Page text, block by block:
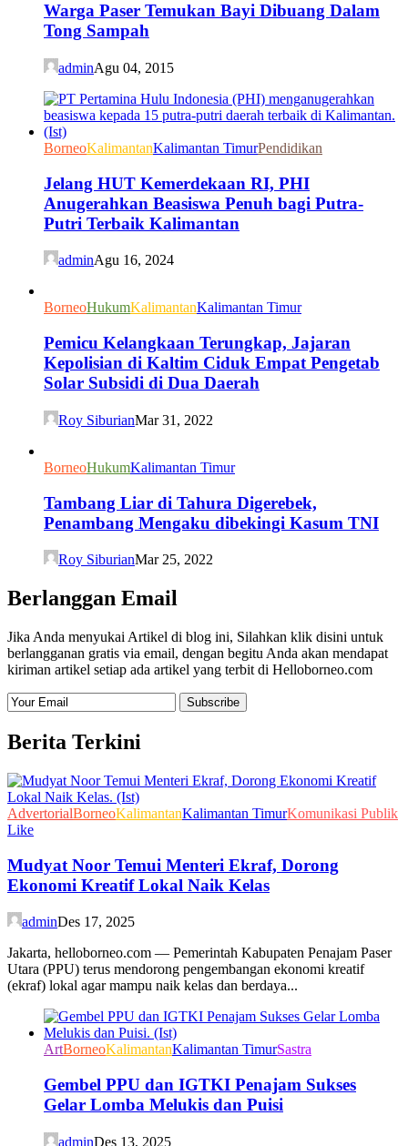
Warga Paser Temukan Bayi Dibuang Dalam
Tong Sampah
adminAgu 04, 2015
BorneoKalimantanKalimantan TimurPendidikan
Jelang HUT Kemerdekaan RI, PHI
Anugerahkan Beasiswa Penuh bagi Putra-
Putri Terbaik Kalimantan
adminAgu 16, 2024
BorneoHukumKalimantanKalimantan Timur
Pemicu Kelangkaan Terungkap, Jajaran
Kepolisian di Kaltim Ciduk Empat Pengetab
Solar Subsidi di Dua Daerah
Roy SiburianMar 31, 2022
BorneoHukumKalimantan Timur
Tambang Liar di Tahura Digerebek,
Penambang Mengaku dibekingi Kasum TNI
Roy SiburianMar 25, 2022
Berlanggan Email
Jika Anda menyukai Artikel di blog ini, Silahkan klik disini untuk
berlangganan gratis via email, dengan begitu Anda akan mendapat
kiriman artikel setiap ada artikel yang terbit di Helloborneo.com
Berita Terkini
AdvertorialBorneoKalimantanKalimantan TimurKomunikasi Publik
Like
Mudyat Noor Temui Menteri Ekraf, Dorong
Ekonomi Kreatif Lokal Naik Kelas
adminDes 17, 2025
Jakarta, helloborneo.com — Pemerintah Kabupaten Penajam Paser
Utara (PPU) terus mendorong pengembangan ekonomi kreatif
(ekraf) lokal agar mampu naik kelas dan berdaya...
ArtBorneoKalimantanKalimantan TimurSastra
Gembel PPU dan IGTKI Penajam Sukses
Gelar Lomba Melukis dan Puisi
adminDes 13, 2025